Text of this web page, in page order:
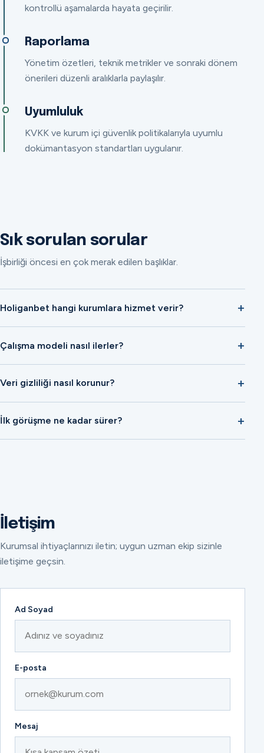
kontrollü aşamalarda hayata geçirilir.
Raporlama
Yönetim özetleri, teknik metrikler ve sonraki dönem
önerileri düzenli aralıklarla paylaşılır.
Uyumluluk
KVKK ve kurum içi güvenlik politikalarıyla uyumlu
dokümantasyon standartları uygulanır.
Sık sorulan sorular
İşbirliği öncesi en çok merak edilen başlıklar.
Holiganbet hangi kurumlara hizmet verir?
Çalışma modeli nasıl ilerler?
Veri gizliliği nasıl korunur?
İlk görüşme ne kadar sürer?
İletişim
Kurumsal ihtiyaçlarınızı iletin; uygun uzman ekip sizinle
iletişime geçsin.
Ad Soyad
E-posta
Mesaj